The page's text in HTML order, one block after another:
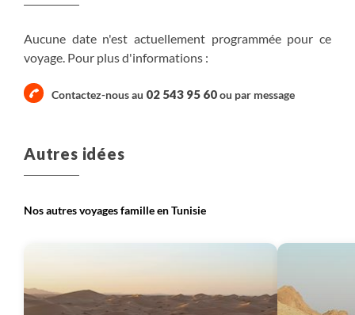
véritable habitation troglodyte. Ksar Hallouf, petit
ksar ravissant, sur un piton rocheux, qui domine le
l'oued. Un site magnifique avec un calme où l'on
Aucune date n'est actuellement programmée pour ce
voyage. Pour plus d'informations :
Contactez-nous au 02 543 95 60ou par message
Autres idées
Nos autres voyages famille en Tunisie